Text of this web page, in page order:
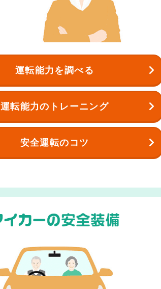
運転能力を調べる
運転能力のトレーニング
安全運転のコツ